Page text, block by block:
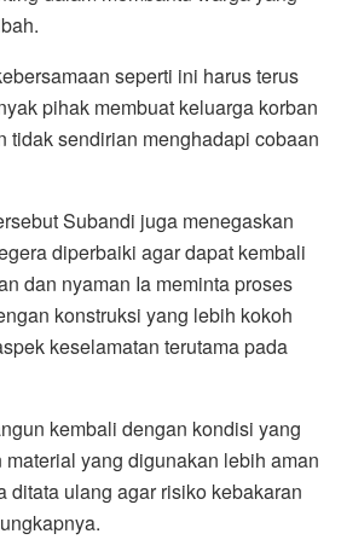
seperti ini harus terus
pihak membuat keluarga korban
tidak sendirian menghadapi cobaan
Subandi juga menegaskan
diperbaiki agar dapat kembali
dan nyaman Ia meminta proses
konstruksi yang lebih kokoh
keselamatan terutama pada
kembali dengan kondisi yang
yang digunakan lebih aman
ditata ulang agar risiko kebakaran